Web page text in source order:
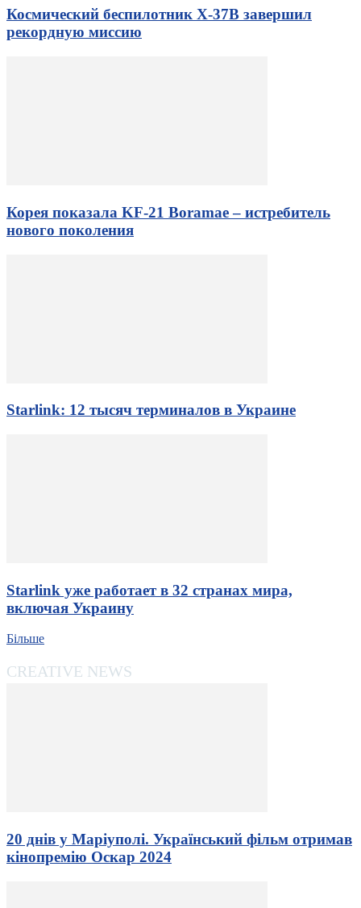
Космический беспилотник X-37B завершил
рекордную миссию
Корея показала KF-21 Boramae – истребитель
нового поколения
Starlink: 12 тысяч терминалов в Украине
Starlink уже работает в 32 странах мира,
включая Украину
Більше
CREATIVE NEWS
20 днів у Маріуполі. Український фільм отримав
кінопремію Оскар 2024